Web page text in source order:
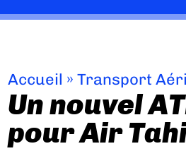
Accueil »Transport
Un nouvel
pour Air